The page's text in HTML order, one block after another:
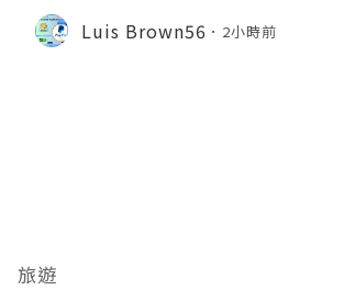
Luis Brown56 2小時前
旅遊